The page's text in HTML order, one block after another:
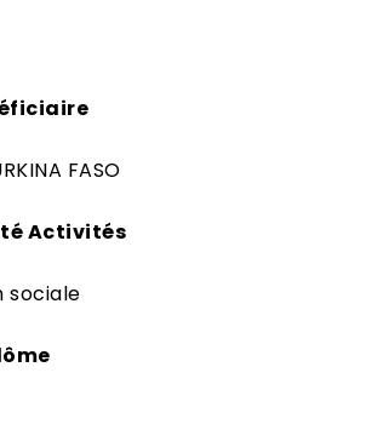
FASO
Activités
sociale